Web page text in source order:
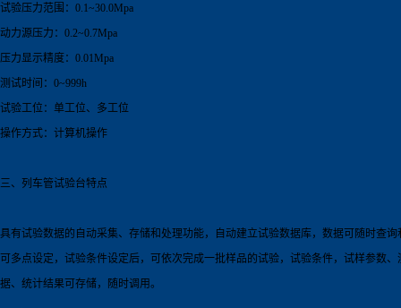
试验压力范围：0.1~30.0Mpa
动力源压力：0.2~0.7Mpa
压力显示精度：0.01Mpa
测试时间：0~999h
试验工位：单工位、多工位
操作方式：计算机操作
三、列车管试验台特点
具有试验数据的自动采集、存储和处理功能，自动建立试验数据库，数据可随时查
可多点设定，试验条件设定后，可依次完成一批样品的试验，试验条件，试样参数
据、统计结果可存储，随时调用。